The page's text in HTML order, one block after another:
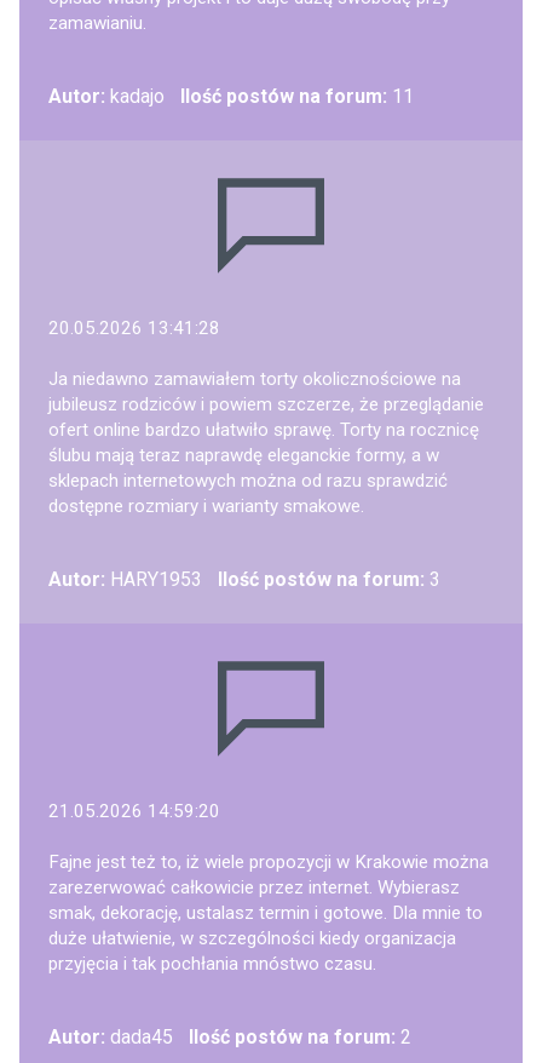
zamawianiu.
Autor: kadajo Ilość postów na forum: 11
20.05.2026 13:41:28
Ja niedawno zamawiałem torty okolicznościowe na
jubileusz rodziców i powiem szczerze, że przeglądanie
ofert online bardzo ułatwiło sprawę. Torty na rocznicę
ślubu mają teraz naprawdę eleganckie formy, a w
sklepach internetowych można od razu sprawdzić
dostępne rozmiary i warianty smakowe.
Autor: HARY1953 Ilość postów na forum: 3
21.05.2026 14:59:20
Fajne jest też to, iż wiele propozycji w Krakowie można
zarezerwować całkowicie przez internet. Wybierasz
smak, dekorację, ustalasz termin i gotowe. Dla mnie to
duże ułatwienie, w szczególności kiedy organizacja
przyjęcia i tak pochłania mnóstwo czasu.
Autor: dada45 Ilość postów na forum: 2